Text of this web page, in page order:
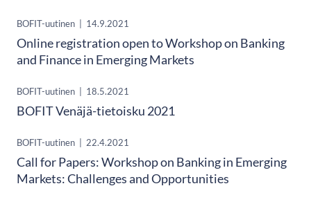
BOFIT-uutinen 14.9.2021
Online registration open to Workshop on Banking
and Finance in Emerging Markets
BOFIT-uutinen 18.5.2021
BOFIT Venäjä-tietoisku 2021
BOFIT-uutinen 22.4.2021
Call for Papers: Workshop on Banking in Emerging
Markets: Challenges and Opportunities